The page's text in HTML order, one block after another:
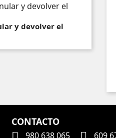
y devolver el
CONTACTO
980 638 065 609